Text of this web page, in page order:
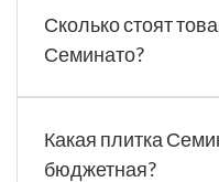
Сколько стоят
Семинато?
Какая плитка
бюджетная?